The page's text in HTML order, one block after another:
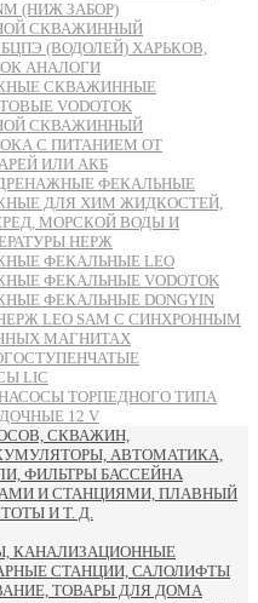
(НИЖ ЗАБОР)
СКВАЖИННЫЙ
(ВОДОЛЕЙ) ХАРЬКОВ,
АНАЛОГИ
СКВАЖИННЫЕ
VODOTOK
СКВАЖИННЫЙ
С ПИТАНИЕМ ОТ
ИЛИ АКБ
ФЕКАЛЬНЫЕ
ДЛЯ ХИМ ЖИДКОСТЕЙ,
МОРСКОЙ ВОДЫ И
НЕРЖ
ФЕКАЛЬНЫЕ LEO
ФЕКАЛЬНЫЕ VODOTOK
ФЕКАЛЬНЫЕ DONGYIN
LEO SAM С СИНХРОННЫМ
МАГНИТАХ
LIC
ТОРПЕДНОГО ТИПА
12 V
СКВАЖИН,
АВТОМАТИКА,
ФИЛЬТРЫ БАССЕЙНА
И СТАНЦИЯМИ, ПЛАВНЫЙ
И Т. Д.
КАНАЛИЗАЦИОННЫЕ
СТАНЦИИ, САЛОЛИФТЫ
ТОВАРЫ ДЛЯ ДОМА